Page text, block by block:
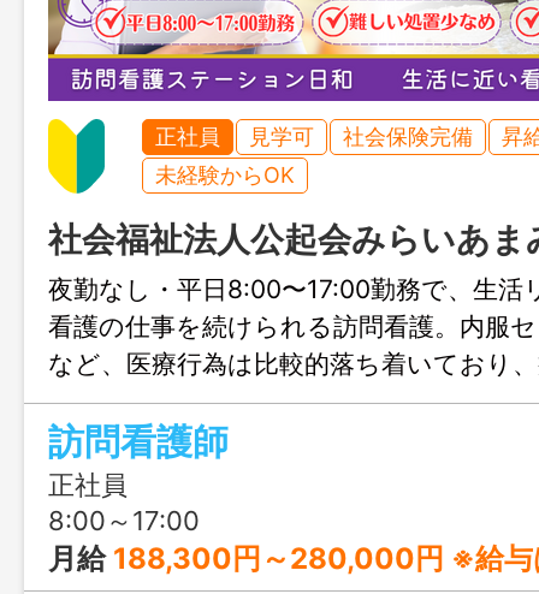
正社員 見学可 社会保険完備
昇
未経験からOK
社会福祉法人公起会みらいあま
夜勤なし・平日8:00〜17:00勤務で、生活
看護の仕事を続けられる訪問看護。内服
など、医療行為は比較的落ち着いており
ただしさは少なめ。精神科6〜7割、介護
構成で、一人ひとりとじっくり関係を築
す。同行期間をしっかり設けたOJT体制
が初めての方も安心してスタートできる
訪問看護師
正社員
8:00～17:00
月給 188,300円～280,000円 ※給与は経験や能力により決定します。 [給与の内訳] 基本給：